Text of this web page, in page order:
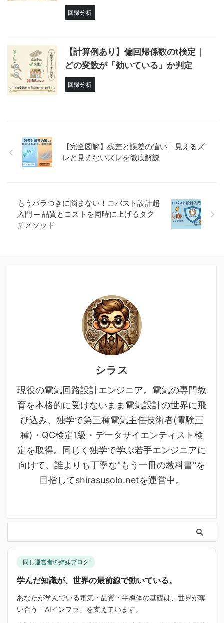
回帰分析
【計算例あり】偏回帰係数のt検定｜
どの変数が「効いている」か判定
回帰分析
【完全図解】残差と誤差の違い｜見えるズ
レと見えないズレを徹底解説
もうバラつきに悩まない！ロバスト設計超
入門 ─ 品質とコストを同時に上げるタグ
チメソッド
シラス
現役の電気回路設計エンジニア。電気の専門教
育を本格的に受けないまま電気設計の世界に飛
び込み、独学で第三種電気主任技術者(電験三
種)・QC検定1級・データサイエンティスト検
定を取得。同じく独学で学ぶ若手エンジニアに
向けて、誰よりも丁寧な"もう一冊の教科書"を
目指してshirasusolo.netを運営中。
同じ運営者の姉妹ブログ
学んだ知識が、世界の最前線で動いている。
あなたが学んでいる電気・品質・半導体の基礎は、世界が奪
い合う「AIインフラ」を支えています。